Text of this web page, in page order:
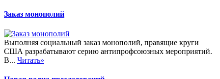
Заказ монополий
Выполняя социальный заказ монополий, правящие круги
США разрабатывают серию антипрофсоюзных мероприятий.
В... Читать»